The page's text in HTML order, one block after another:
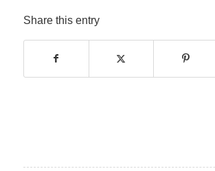
Share this entry